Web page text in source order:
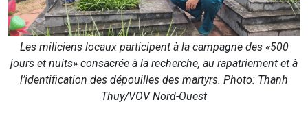
Les miliciens locaux participent à la campagne des «500
jours et nuits» consacrée à la recherche, au rapatriement et à
l’identification des dépouilles des martyrs. Photo: Thanh
Thuy/VOV Nord-Ouest